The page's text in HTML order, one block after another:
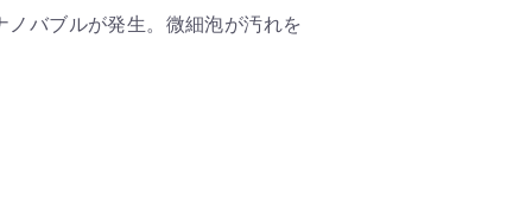
ノバブルが発生。微細泡が汚れを